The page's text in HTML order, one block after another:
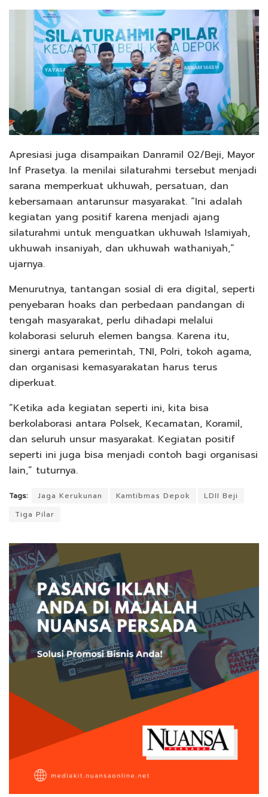
Apresiasi juga disampaikan Danramil 02/Beji, Mayor
Inf Prasetya. Ia menilai silaturahmi tersebut menjadi
sarana memperkuat ukhuwah, persatuan, dan
kebersamaan antarunsur masyarakat. “Ini adalah
kegiatan yang positif karena menjadi ajang
silaturahmi untuk menguatkan ukhuwah Islamiyah,
ukhuwah insaniyah, dan ukhuwah wathaniyah,”
ujarnya.
Menurutnya, tantangan sosial di era digital, seperti
penyebaran hoaks dan perbedaan pandangan di
tengah masyarakat, perlu dihadapi melalui
kolaborasi seluruh elemen bangsa. Karena itu,
sinergi antara pemerintah, TNI, Polri, tokoh agama,
dan organisasi kemasyarakatan harus terus
diperkuat.
“Ketika ada kegiatan seperti ini, kita bisa
berkolaborasi antara Polsek, Kecamatan, Koramil,
dan seluruh unsur masyarakat. Kegiatan positif
seperti ini juga bisa menjadi contoh bagi organisasi
lain,” tuturnya.
Tags: Jaga Kerukunan Kamtibmas Depok
LDII Beji
Tiga Pilar